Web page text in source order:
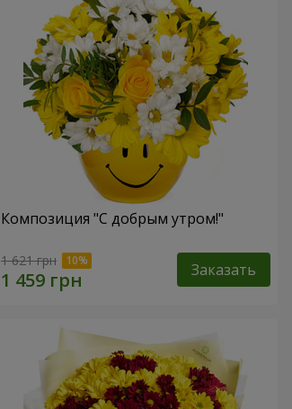
Композиция "С добрым утром!"
1 621 грн Заказать